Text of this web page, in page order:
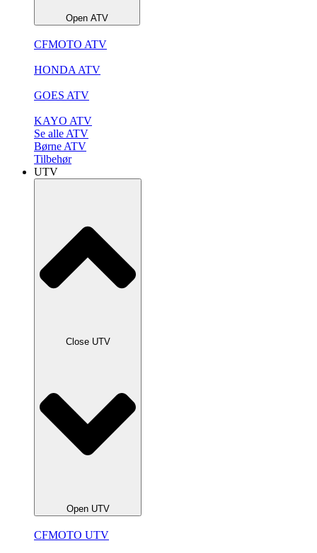
Open ATV
CFMOTO ATV
HONDA ATV
GOES ATV
KAYO ATV
Se alle ATV
Børne ATV
Tilbehør
UTV
Close UTV
Open UTV
CFMOTO UTV